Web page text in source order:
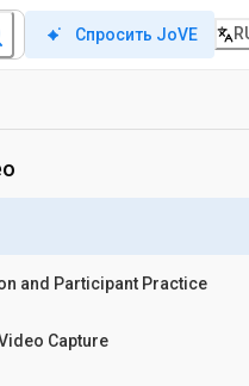
Спросить JoVE
and Participant Practice
Capture